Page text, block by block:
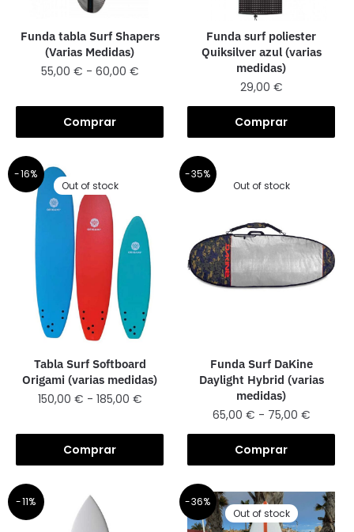
Funda tabla Surf Shapers
(Varias Medidas)
55,00 € - 60,00 €
Comprar
Funda surf poliester
Quiksilver azul (varias
medidas)
29,00 €
Comprar
-16%
Out of stock
Tabla Surf Softboard
Origami (varias medidas)
150,00 € - 185,00 €
Comprar
-35%
Out of stock
Funda Surf DaKine
Daylight Hybrid (varias
medidas)
65,00 € - 75,00 €
Comprar
-11%
-36%
Out of stock